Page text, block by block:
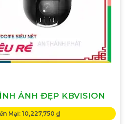
ẢNH ĐẸP KBVISION
Mại: 10,227,750 ₫